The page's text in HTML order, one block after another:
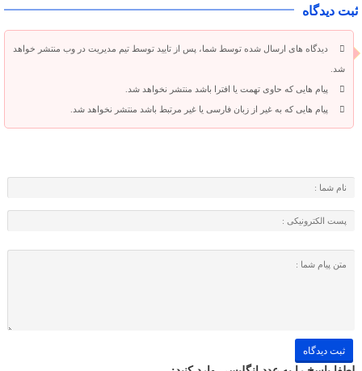
ثبت دیدگاه
دیدگاه های ارسال شده توسط شما، پس از تایید توسط تیم مدیریت در وب منتشر خواهد
شد.
پیام هایی که حاوی تهمت یا افترا باشد منتشر نخواهد شد.
پیام هایی که به غیر از زبان فارسی یا غیر مرتبط باشد منتشر نخواهد شد.